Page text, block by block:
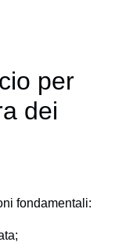
per
dei
fondamentali: